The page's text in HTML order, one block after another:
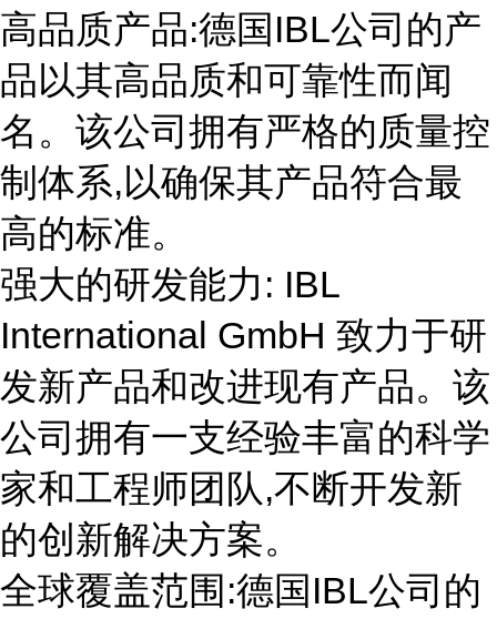
高品质产品:德国IBL公司的产
品以其高品质和可靠性而闻
名。该公司拥有严格的质量控
制体系,以确保其产品符合最
高的标准。
强大的研发能力: IBL
International GmbH 致力于研
发新产品和改进现有产品。该
公司拥有一支经验丰富的科学
家和工程师团队,不断开发新
的创新解决方案。
全球覆盖范围:德国IBL公司的